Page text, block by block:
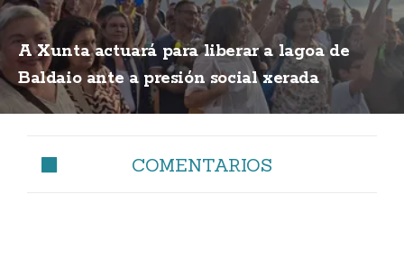
A Xunta actuará para liberar a lagoa de
Baldaio ante a presión social xerada
COMENTARIOS